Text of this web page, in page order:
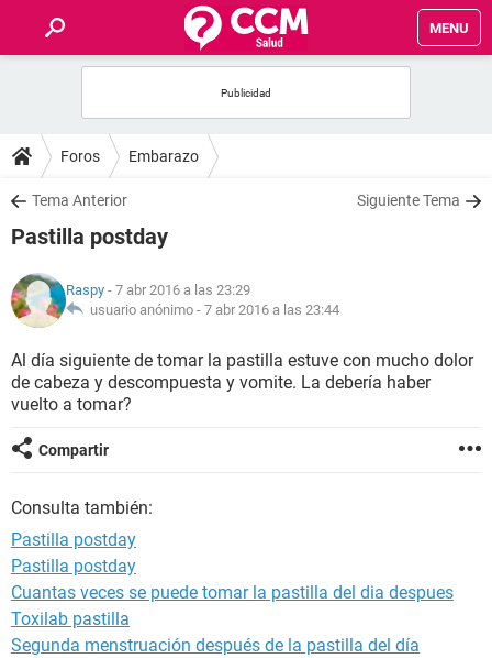
MENU
FOROS
SALUD
NUTRICIÓN
BIENESTAR
Foros Embarazo
Tema Anterior Siguiente Tema
Pastilla postday
Raspy - 7 abr 2016 a las 23:29
usuario anónimo - 7 abr 2016 a las 23:44
Al día siguiente de tomar la pastilla estuve con mucho dolor
de cabeza y descompuesta y vomite. La debería haber
vuelto a tomar?
Compartir
Consulta también:
Pastilla postday
Pastilla postday
Cuantas veces se puede tomar la pastilla del dia despues
Toxilab pastilla
Segunda menstruación después de la pastilla del día